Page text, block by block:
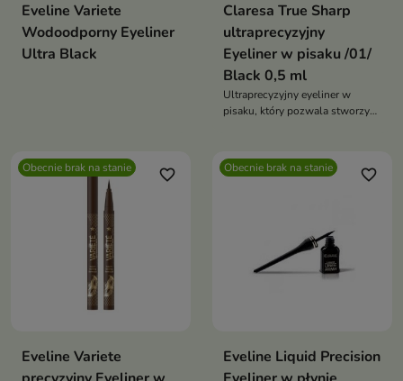
Eveline Variete
Wodoodporny Eyeliner
Ultra Black
Claresa True Sharp
ultraprecyzyjny
Eyeliner w pisaku /01/
Black 0,5 ml
Ultraprecyzyjny eyeliner w
pisaku, który pozwala stworzyć
kolor i trwałość przez cały dzień
Obecnie brak na stanie favorite_border
Eveline Variete
Obecnie brak na stanie favorite_border
Eveline Liquid Precision